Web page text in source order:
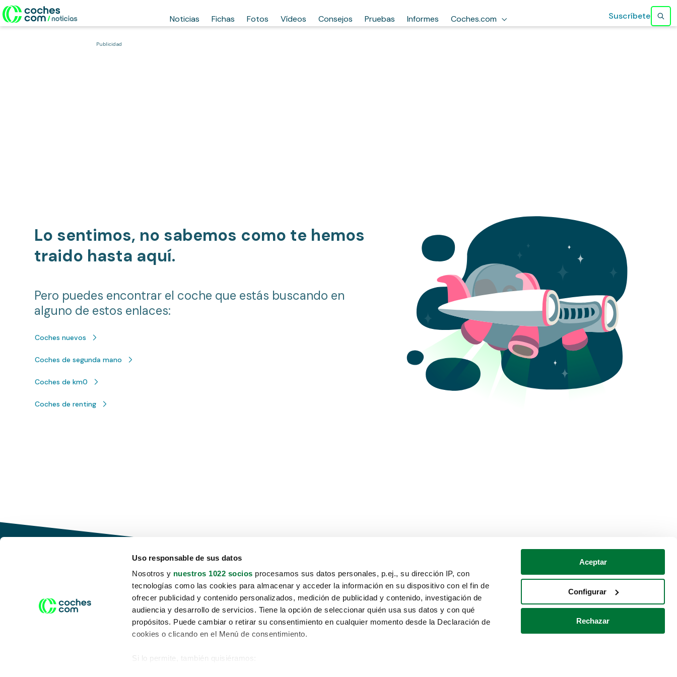
Uso responsable de sus datos
Nosotros y nuestros 1022 socios procesamos sus datos personales, p.ej., su dirección IP, con
tecnologías como las cookies para almacenar y acceder la información en su dispositivo con el fin de
ofrecer publicidad y contenido personalizados, medición de publicidad y contenido, investigación de
audiencia y desarrollo de servicios. Tiene la opción de seleccionar quién usa sus datos y con qué
propósitos. Puede cambiar o retirar su consentimiento en cualquier momento desde la Declaración de
cookies o clicando en el Menú de consentimiento.
Si lo permite, también quisiéramos:
Aceptar
Configurar
Rechazar
Noticias Fichas Fotos Vídeos Consejos Pruebas Informes Coches.com Suscríbete
Publicidad
Lo sentimos, no sabemos como te hemos
traido hasta aquí.
Pero puedes encontrar el coche que estás buscando en
alguno de estos enlaces:
Coches nuevos
Coches de segunda mano
Coches de km0
Coches de renting
Conduce tu futuro,
desata tu movilidad